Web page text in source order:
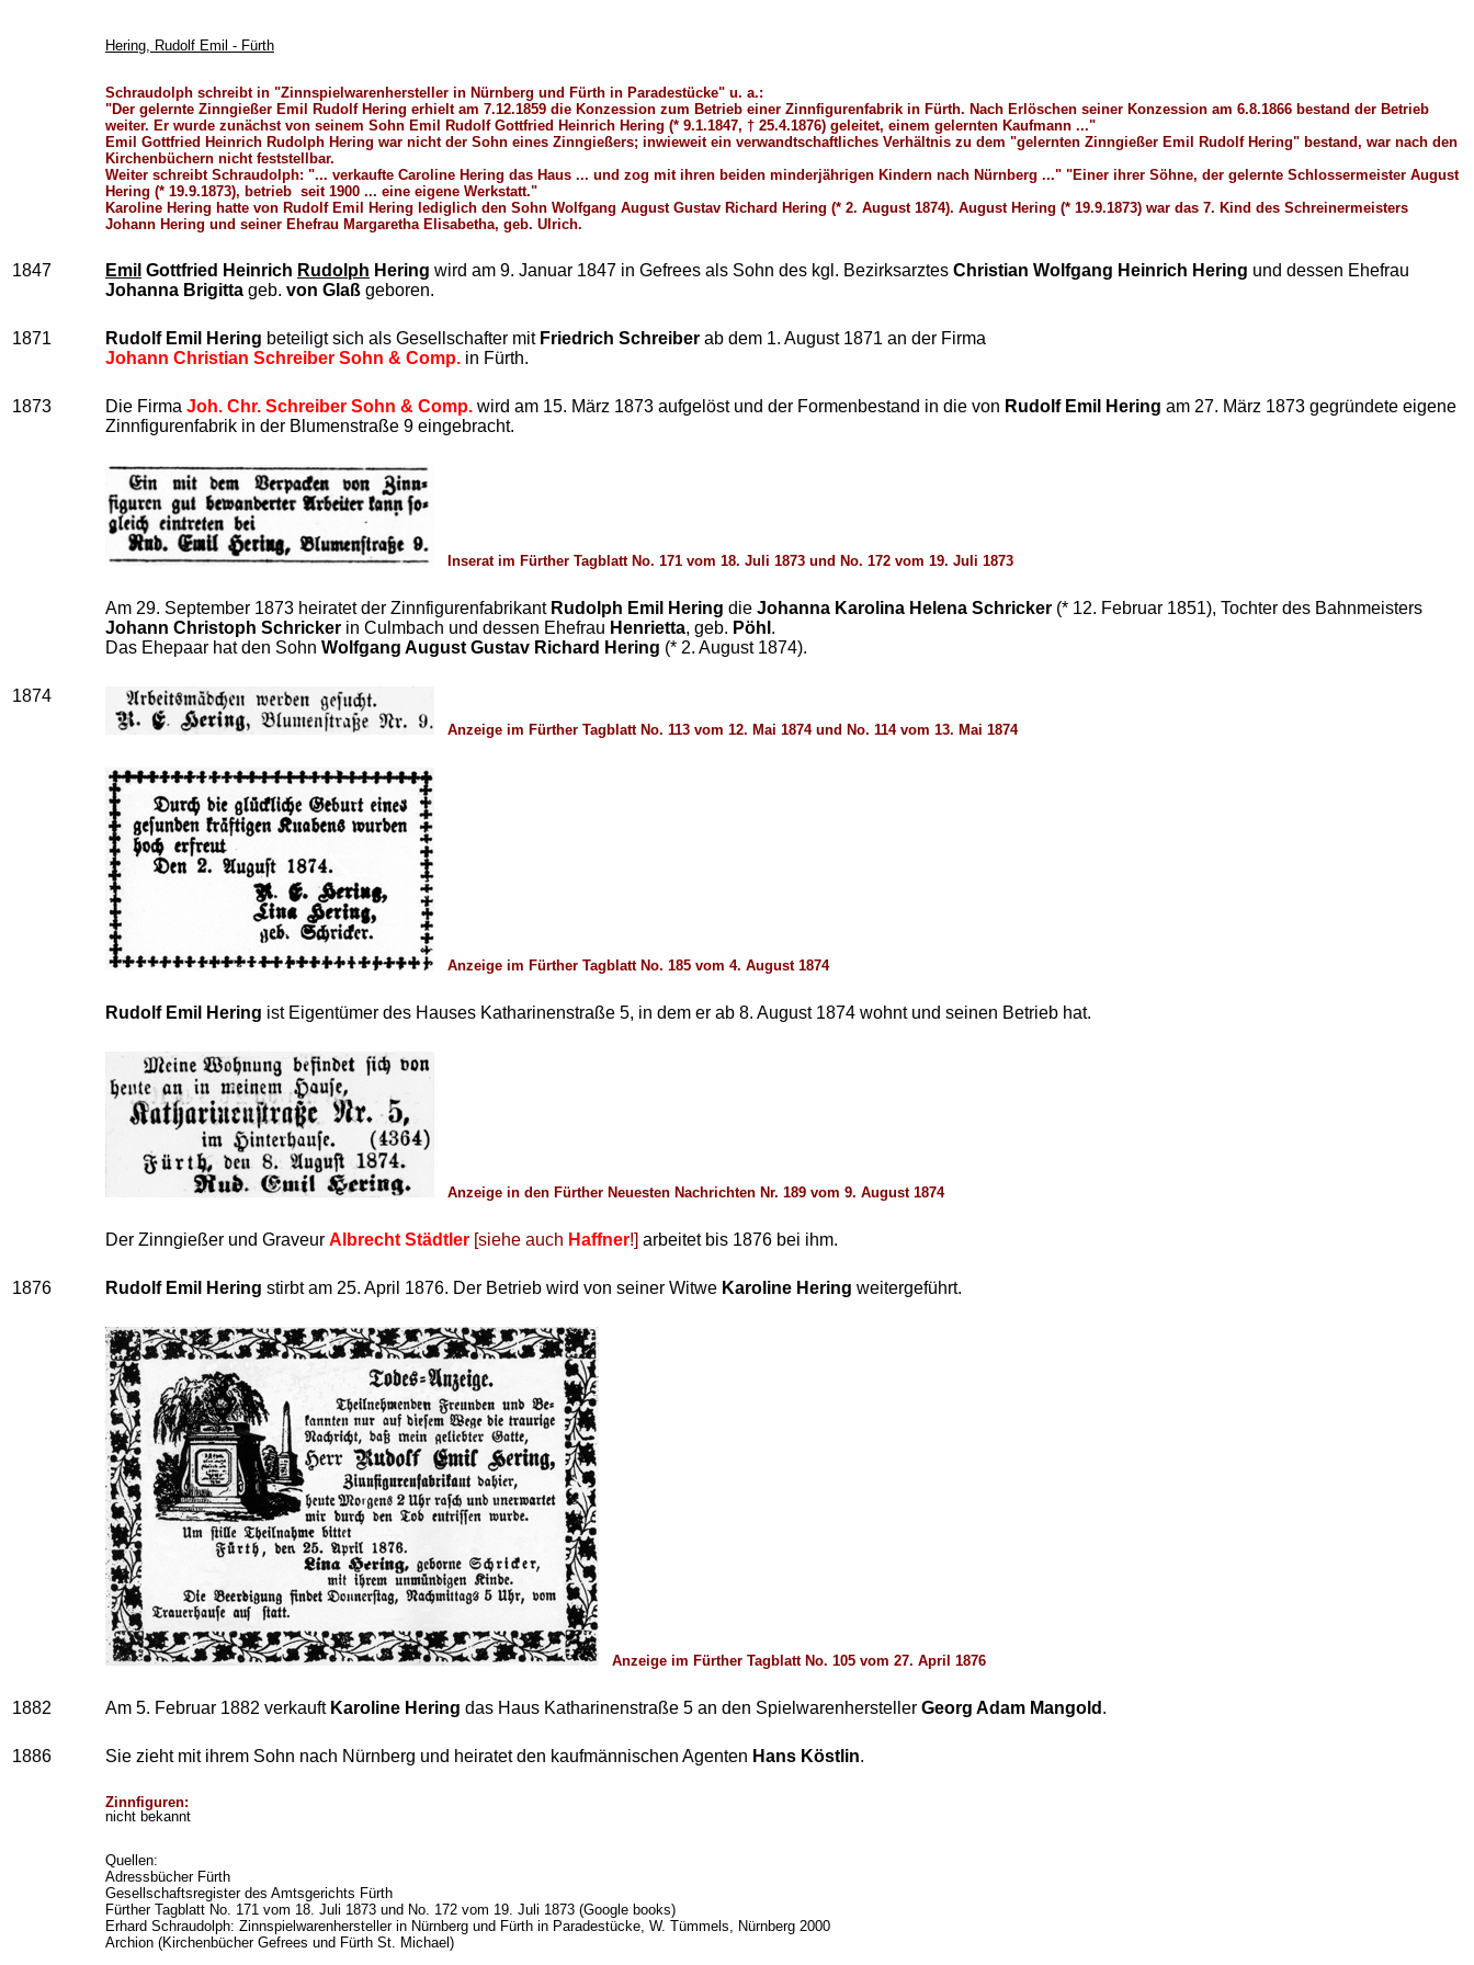
Hering, Rudolf Emil - Fürth
Schraudolph schreibt in "Zinnspielwarenhersteller in Nürnberg und Fürth in Paradestücke" u. a.:
"Der gelernte Zinngießer Emil Rudolf Hering erhielt am 7.12.1859 die Konzession zum Betrieb einer Zinnfigurenfabrik in Fürth. Nach Erlöschen seiner Konzession am 6.8.1866 bestand der Betrieb
weiter. Er wurde zunächst von seinem Sohn Emil Rudolf Gottfried Heinrich Hering (* 9.1.1847, † 25.4.1876) geleitet, einem gelernten Kaufmann ..."
Emil Gottfried Heinrich Rudolph Hering war nicht der Sohn eines Zinngießers; inwieweit ein verwandtschaftliches Verhältnis zu dem "gelernten Zinngießer Emil Rudolf Hering" bestand, war nach den
Kirchenbüchern nicht feststellbar.
Weiter schreibt Schraudolph: "... verkaufte Caroline Hering das Haus ... und zog mit ihren beiden minderjährigen Kindern nach Nürnberg ..." "Einer ihrer Söhne, der gelernte Schlossermeister August
Hering (* 19.9.1873), betrieb seit 1900 ... eine eigene Werkstatt."
Karoline Hering hatte von Rudolf Emil Hering lediglich den Sohn Wolfgang August Gustav Richard Hering (* 2. August 1874). August Hering (* 19.9.1873) war das 7. Kind des Schreinermeisters
Johann Hering und seiner Ehefrau Margaretha Elisabetha, geb. Ulrich.
1847 Emil Gottfried Heinrich Rudolph Hering wird am 9. Januar 1847 in Gefrees als Sohn des kgl. Bezirksarztes Christian Wolfgang Heinrich Hering und dessen Ehefrau
Johanna Brigitta geb. von Glaß geboren.
1871 Rudolf Emil Hering beteiligt sich als Gesellschafter mit Friedrich Schreiber ab dem 1. August 1871 an der Firma
Johann Christian Schreiber Sohn & Comp. in Fürth.
1873 Die Firma Joh. Chr. Schreiber Sohn & Comp. wird am 15. März 1873 aufgelöst und der Formenbestand in die von Rudolf Emil Hering am 27. März 1873 gegründete eigene
Zinnfigurenfabrik in der Blumenstraße 9 eingebracht.
Inserat im Fürther Tagblatt No. 171 vom 18. Juli 1873 und No. 172 vom 19. Juli 1873
Am 29. September 1873 heiratet der Zinnfigurenfabrikant Rudolph Emil Hering die Johanna Karolina Helena Schricker (* 12. Februar 1851), Tochter des Bahnmeisters
Johann Christoph Schricker in Culmbach und dessen Ehefrau Henrietta, geb. Pöhl .
Das Ehepaar hat den Sohn Wolfgang August Gustav Richard Hering (* 2. August 1874).
1874
Anzeige im Fürther Tagblatt No. 113 vom 12. Mai 1874 und No. 114 vom 13. Mai 1874
Anzeige im Fürther Tagblatt No. 185 vom 4. August 1874
Rudolf Emil Hering ist Eigentümer des Hauses Katharinenstraße 5, in dem er ab 8. August 1874 wohnt und seinen Betrieb hat.
Anzeige in den Fürther Neuesten Nachrichten Nr. 189 vom 9. August 1874
Der Zinngießer und Graveur Albrecht Städtler [siehe auch Haffner!] arbeitet bis 1876 bei ihm.
1876 Rudolf Emil Hering stirbt am 25. April 1876. Der Betrieb wird von seiner Witwe Karoline Hering weitergeführt.
Anzeige im Fürther Tagblatt No. 105 vom 27. April 1876
1882 Am 5. Februar 1882 verkauft Karoline Hering das Haus Katharinenstraße 5 an den Spielwarenhersteller Georg Adam Mangold .
1886 Sie zieht mit ihrem Sohn nach Nürnberg und heiratet den kaufmännischen Agenten Hans Köstlin.
Zinnfiguren:
nicht bekannt
Quellen:
Adressbücher Fürth
Gesellschaftsregister des Amtsgerichts Fürth
Fürther Tagblatt No. 171 vom 18. Juli 1873 und No. 172 vom 19. Juli 1873 (Google books)
Erhard Schraudolph: Zinnspielwarenhersteller in Nürnberg und Fürth in Paradestücke, W. Tümmels, Nürnberg 2000
Archion (Kirchenbücher Gefrees und Fürth St. Michael)